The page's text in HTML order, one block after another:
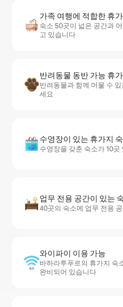
가족 여행에 적합한 휴
숙소 50곳이 넓은 공간과
고 있습니다
반려동물 동반 가능 휴
반려동물과 함께 머물 수
세요
수영장이 있는 휴가지
수영장을 갖춘 숙소가 10곳
업무 전용 공간이 있는
40곳의 숙소에 업무 전용
와이파이 이용 가능
바하라투푸르의 휴가지 숙
완비되어 있습니다